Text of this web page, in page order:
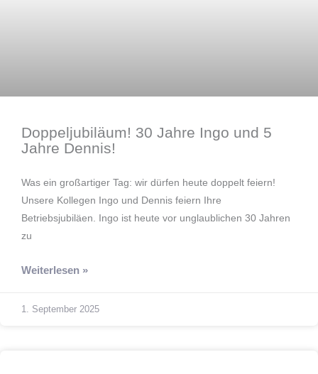
Doppeljubiläum! 30 Jahre Ingo und 5
Jahre Dennis!
Was ein großartiger Tag: wir dürfen heute doppelt feiern!
Unsere Kollegen Ingo und Dennis feiern Ihre
Betriebsjubiläen. Ingo ist heute vor unglaublichen 30 Jahren
zu
Weiterlesen »
1. September 2025